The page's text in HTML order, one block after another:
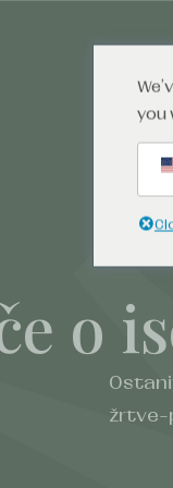
o
žrtve-
you